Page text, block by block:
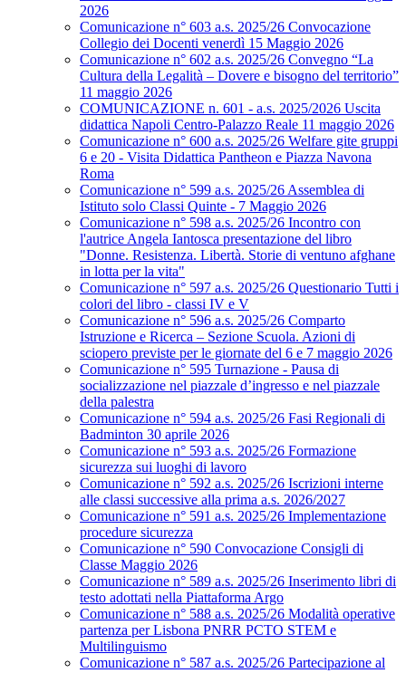
2026
Comunicazione n° 603 a.s. 2025/26 Convocazione
Collegio dei Docenti venerdì 15 Maggio 2026
Comunicazione n° 602 a.s. 2025/26 Convegno “La
Cultura della Legalità – Dovere e bisogno del territorio”
11 maggio 2026
COMUNICAZIONE n. 601 - a.s. 2025/2026 Uscita
didattica Napoli Centro-Palazzo Reale 11 maggio 2026
Comunicazione n° 600 a.s. 2025/26 Welfare gite gruppi
6 e 20 - Visita Didattica Pantheon e Piazza Navona
Roma
Comunicazione n° 599 a.s. 2025/26 Assemblea di
Istituto solo Classi Quinte - 7 Maggio 2026
Comunicazione n° 598 a.s. 2025/26 Incontro con
l'autrice Angela Iantosca presentazione del libro
"Donne. Resistenza. Libertà. Storie di ventuno afghane
in lotta per la vita"
Comunicazione n° 597 a.s. 2025/26 Questionario Tutti i
colori del libro - classi IV e V
Comunicazione n° 596 a.s. 2025/26 Comparto
Istruzione e Ricerca – Sezione Scuola. Azioni di
sciopero previste per le giornate del 6 e 7 maggio 2026
Comunicazione n° 595 Turnazione - Pausa di
socializzazione nel piazzale d’ingresso e nel piazzale
della palestra
Comunicazione n° 594 a.s. 2025/26 Fasi Regionali di
Badminton 30 aprile 2026
Comunicazione n° 593 a.s. 2025/26 Formazione
sicurezza sui luoghi di lavoro
Comunicazione n° 592 a.s. 2025/26 Iscrizioni interne
alle classi successive alla prima a.s. 2026/2027
Comunicazione n° 591 a.s. 2025/26 Implementazione
procedure sicurezza
Comunicazione n° 590 Convocazione Consigli di
Classe Maggio 2026
Comunicazione n° 589 a.s. 2025/26 Inserimento libri di
testo adottati nella Piattaforma Argo
Comunicazione n° 588 a.s. 2025/26 Modalità operative
partenza per Lisbona PNRR PCTO STEM e
Multilinguismo
Comunicazione n° 587 a.s. 2025/26 Partecipazione al